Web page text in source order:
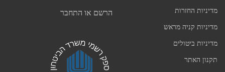
מדיניות החזרות
מדיניות קניה מראש
מדיניות ביטולים
תקנון האתר
הרשם או התחבר